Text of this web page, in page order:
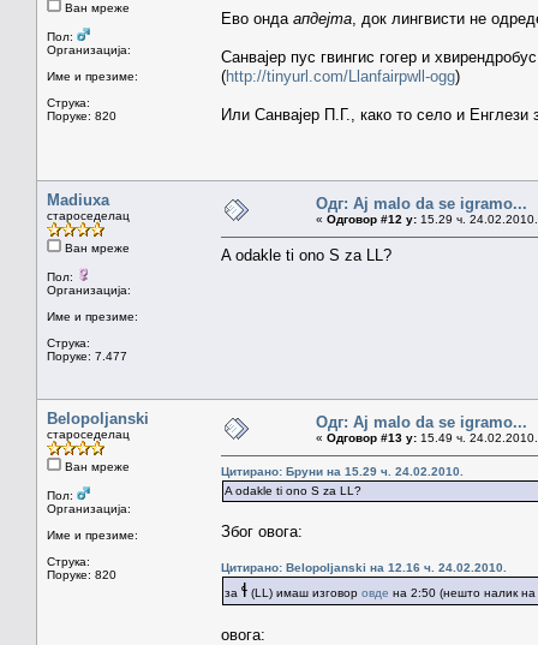
Ван мреже
Пол:
Организација:
Име и презиме:
Струка:
Поруке: 820
Ево онда апдејта , док лингвисти не
Санвајер пус гвингис гогер и
(http://tinyurl.com/Llanfairpwll-ogg)
Или Санвајер П.Г., како то село и Енглези
Madiuxa
староседелац
Ван мреже
Пол:
Организација:
Име и презиме:
Струка:
Поруке: 7.477
Одг: Aj malo da se igramo...
« Одговор #12 у: 15.29 ч.
A odakle ti ono S za LL?
Belopoljanski
староседелац
Ван мреже
Пол:
Организација:
Име и презиме:
Струка:
Поруке: 820
Одг: Aj malo da se igramo...
« Одговор #13 у: 15.49 ч.
Цитирано: Бруни на 15.29 ч. 24.02.2010.
A odakle ti ono S za LL?
Због овога:
Цитирано: Belopoljanski на 12.16 ч. 24.02.2010.
за ɬ (LL) имаш изговор овде на 2:50 (нешто налик на
овога: